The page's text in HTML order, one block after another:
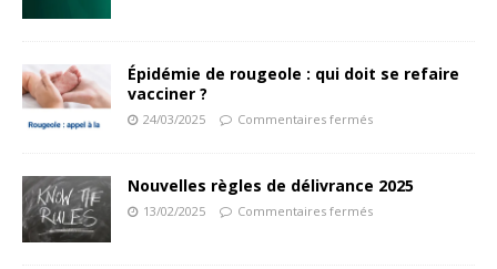
Épidémie de rougeole : qui doit se refaire
vacciner ?
24/03/2025 Commentaires fermés
Nouvelles règles de délivrance 2025
13/02/2025 Commentaires fermés